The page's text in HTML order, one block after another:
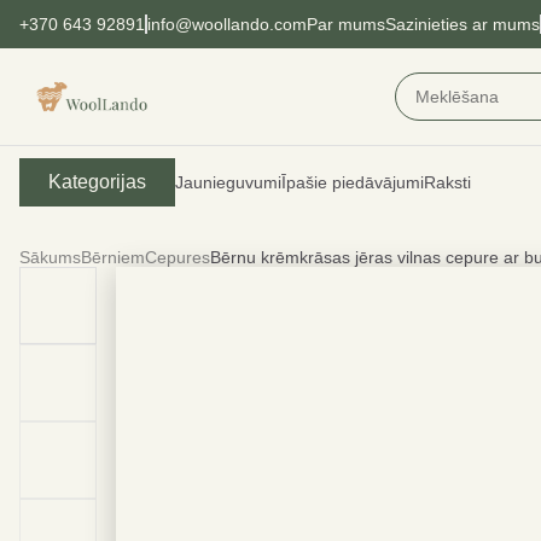
+370 643 92891 info@woollando.comPar mumsSazinieties ar mums
Kategorijas JaunieguvumiĪpašie piedāvājumiRaksti
SākumsBērniemCepuresBērnu krēmkrāsas jēras vilnas cepure ar